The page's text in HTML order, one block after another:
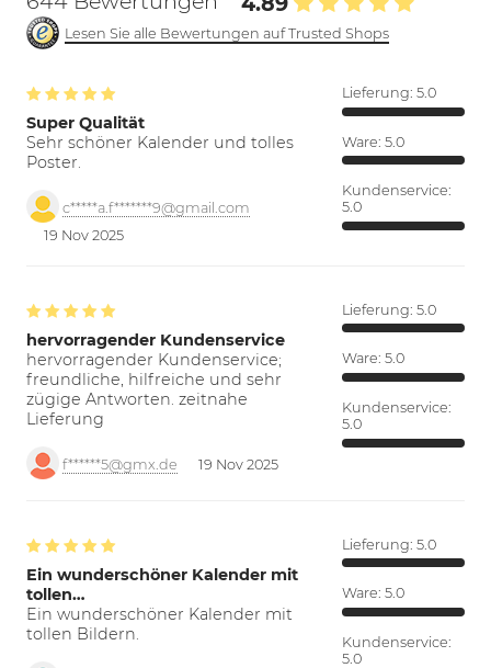
Lesen Sie alle Bewertungen auf Trusted Shops
Super Qualität
Sehr schöner Kalender und tolles
Poster.
c*****a.f*******9@gmail.com
19 Nov 2025
Lieferung: 5.0
Ware: 5.0
Kundenservice:
5.0
hervorragender Kundenservice
hervorragender Kundenservice;
freundliche, hilfreiche und sehr
zügige Antworten. zeitnahe
Lieferung
f******5@gmx.de 19 Nov 2025
Lieferung: 5.0
Ware: 5.0
Kundenservice:
5.0
Ein wunderschöner Kalender mit
tollen…
Ein wunderschöner Kalender mit
tollen Bildern.
Lieferung: 5.0
Ware: 5.0
Kundenservice:
5.0